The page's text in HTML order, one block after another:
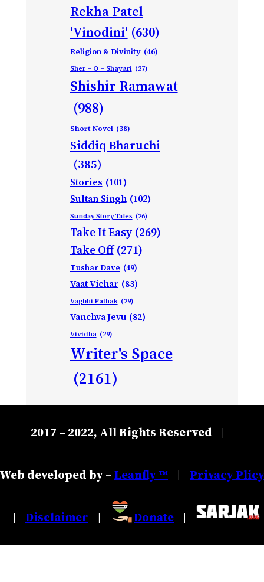
Rekha Patel
'Vinodini' (630)
Religion & Divinity (46)
Sher – O – Shayari (27)
Shishir Ramawat
(988)
Short Novel (38)
Siddiq Bharuchi
(385)
Stories (101)
Sultan Singh (102)
Sunday Story Tales (26)
Take It Easy (269)
Take Off (271)
Tushar Dave (49)
Vaat Vichar (83)
Vagbhi Pathak (29)
Vanchva Jevu (82)
Vividha (29)
Writer's Space
(2161)
2017 – 2022, All Rights Reserved |
Web developed by –Leanfly ™ | Privacy Plicy
| Disclaimer | Donate |